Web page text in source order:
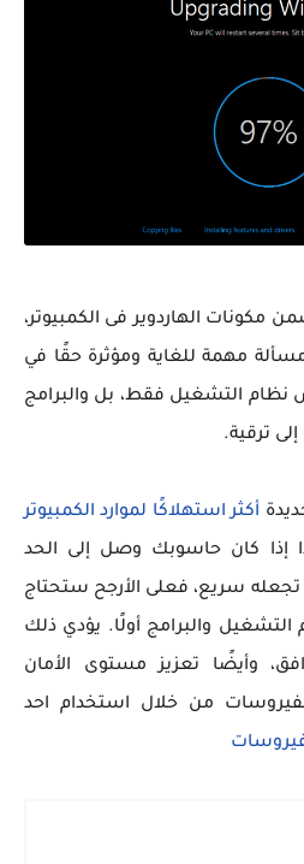
الهاردوير فى الكمبيوتر،
مهمة للغاية ومؤثرة حقًا في
نظام التشغيل فقط، بل والبرامج
ترقية.
أكثر استهلاكًا لموارد الكمبيوتر
إذا كان حاسوبك وصل إلى الحد
تجعله سريع، فعلى الأرجح ستحتاج
التشغيل والبرامج أولًا. يؤدي ذلك
وأيضًا تعزيز مستوى الأمان
من خلال استخدام احد